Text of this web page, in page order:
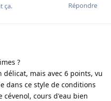
Répondre
ça.
?
mais avec 6 points, vu
dans ce style de conditions
cévenol, cours d'eau bien